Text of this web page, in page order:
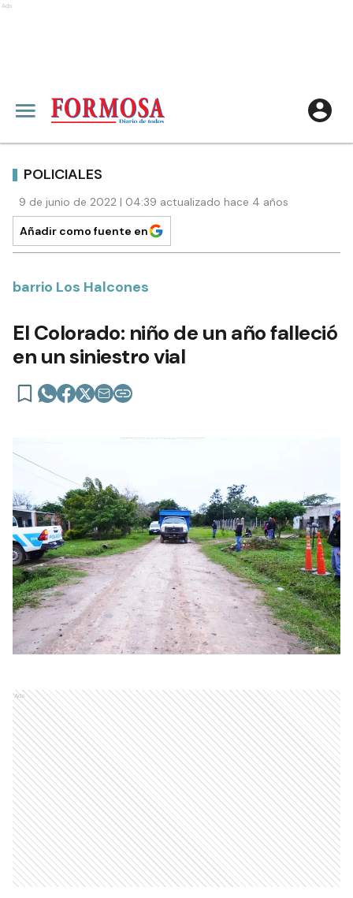
Ads
POLICIALES
9 de junio de 2022 | 04:39 actualizado hace 4 años
Añadir como fuente en
barrio Los Halcones
El Colorado: niño de un año falleció
en un siniestro vial
Ads